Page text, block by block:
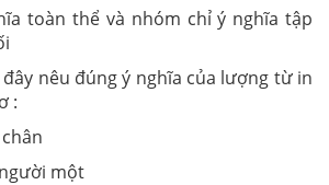
toàn thể và nhóm chỉ ý nghĩa tập
nêu đúng ý nghĩa của lượng từ in
:
một